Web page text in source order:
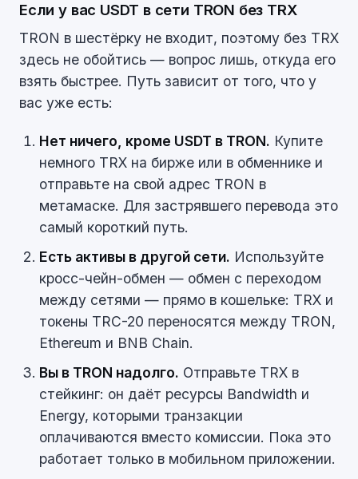
Если у вас USDT в сети TRON без TRX
TRON в шестёрку не входит, поэтому без TRX
здесь не обойтись — вопрос лишь, откуда его
взять быстрее. Путь зависит от того, что у
вас уже есть:
Нет ничего, кроме USDT в TRON. Купите
немного TRX на бирже или в обменнике и
отправьте на свой адрес TRON в
метамаске. Для застрявшего перевода это
самый короткий путь.
Есть активы в другой сети. Используйте
кросс-чейн-обмен — обмен с переходом
между сетями — прямо в кошельке: TRX и
токены TRC-20 переносятся между TRON,
Ethereum и BNB Chain.
Вы в TRON надолго. Отправьте TRX в
стейкинг: он даёт ресурсы Bandwidth и
Energy, которыми транзакции
оплачиваются вместо комиссии. Пока это
работает только в мобильном приложении.